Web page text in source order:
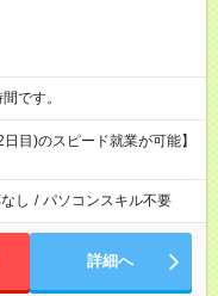
時間です。
目)のスピード就業が可能】
し / パソコンスキル不要
詳細へ